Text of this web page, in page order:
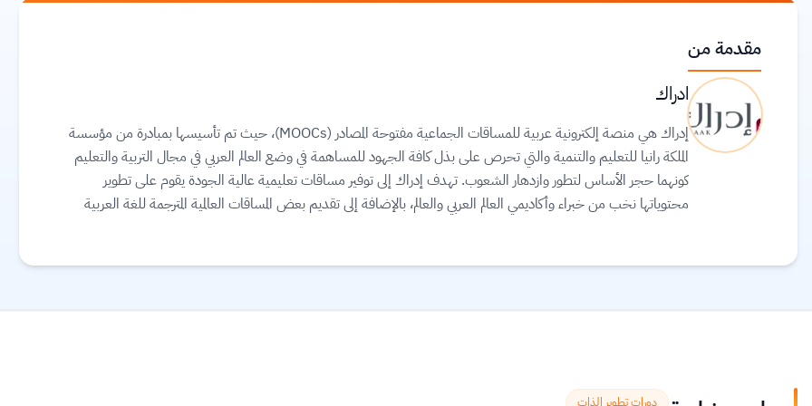
مقدمة من
ادراك
إدراك هي منصة إلكترونية عربية للمساقات الجماعية مفتوحة المصادر (MOOCs)، حيث تم تأسيسها بمبادرة من مؤسسة
الملكة رانيا للتعليم والتنمية والتي تحرص على بذل كافة الجهود للمساهمة في وضع العالم العربي في مجال التربية والتعليم
كونهما حجر الأساس لتطور وازدهار الشعوب. تهدف إدراك إلى توفير مساقات تعليمية عالية الجودة يقوم على تطوير
محتوياتها نخب من خبراء وأكاديمي العالم العربي والعالم، بالإضافة إلى تقديم بعض المساقات العالمية المترجمة للغة العربية
دورات تطوير الذات